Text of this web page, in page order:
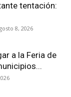
tentación:
8, 2026
a la Feria de